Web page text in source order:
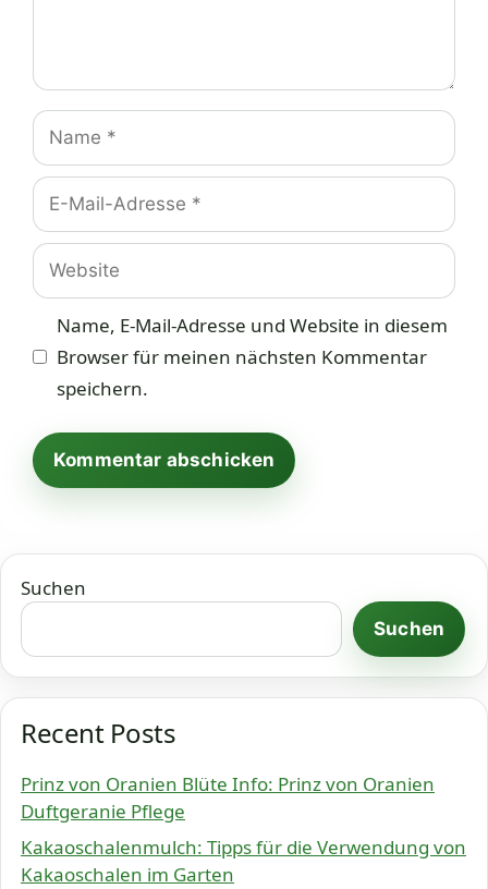
Name
E-
Mail-
Adresse
Website
Name, E-Mail-Adresse und Website in diesem
Browser für meinen nächsten Kommentar
speichern.
Suchen
Suchen
Recent Posts
Prinz von Oranien Blüte Info: Prinz von Oranien
Duftgeranie Pflege
Kakaoschalenmulch: Tipps für die Verwendung von
Kakaoschalen im Garten